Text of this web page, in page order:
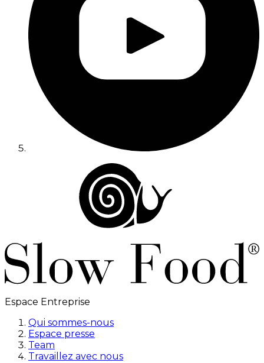
Espace Entreprise
Qui sommes-nous
Espace presse
Team
Travaillez avec nous